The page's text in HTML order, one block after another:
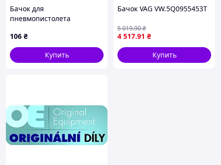
Бачок для
пневмопистолета
MASTERTOOL пластиковый
125 мл ВР 14х1 мм 81-8612,
11T057M27B
106 ₴
Купить
Бачок VAG VW.5Q0955453T
4 517.91 ₴
5 019.90₴
Купить